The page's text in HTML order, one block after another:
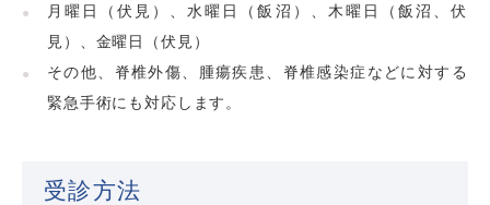
月曜日（伏見）、水曜日（飯沼）、木曜日（飯沼、伏
見）、金曜日（伏見）
その他、脊椎外傷、腫瘍疾患、脊椎感染症などに対する
緊急手術にも対応します。
受診方法